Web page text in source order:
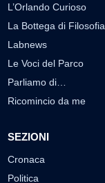
L’Orlando Curioso
La Bottega di Filosofia
Labnews
Le Voci del Parco
Parliamo di…
Ricomincio da me
SEZIONI
Cronaca
Politica